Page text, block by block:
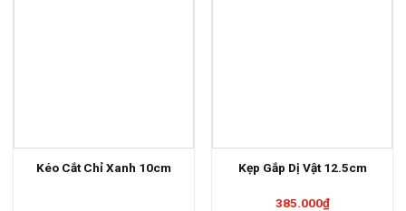
Kéo Cắt Chỉ Xanh 10cm Kẹp Gắp Dị Vật 12.5cm
385.000₫